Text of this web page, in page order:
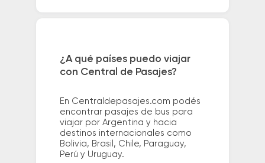
¿A qué países puedo viajar
con Central de Pasajes?
En Centraldepasajes.com podés
encontrar pasajes de bus para
viajar por Argentina y hacia
destinos internacionales como
Bolivia, Brasil, Chile, Paraguay,
Perú y Uruguay.